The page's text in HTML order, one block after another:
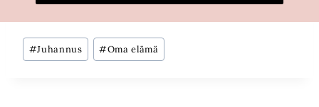
Avainsanat:
#Juhannus #Oma elämä